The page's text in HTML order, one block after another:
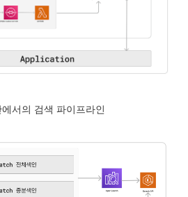
에서의 검색 파이프라인